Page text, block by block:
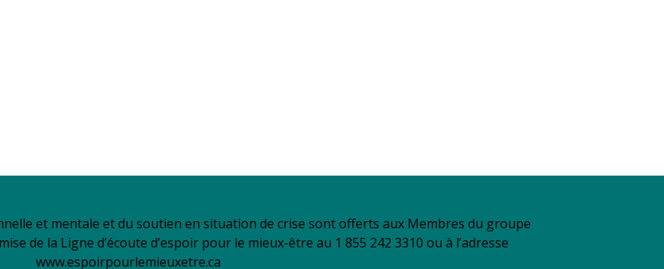
et mentale et du soutien en situation de crise sont offerts aux Membres du groupe
de la Ligne d’écoute d’espoir pour le mieux-être au 1 855 242 3310 ou à l’adresse
www.espoirpourlemieuxetre.ca